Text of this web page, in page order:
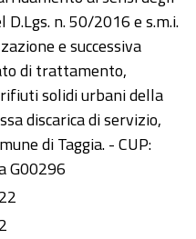
n. 50/2016 e s.m.i.
e successiva
di trattamento,
solidi urbani della
discarica di servizio,
di Taggia. - CUP:
G00296